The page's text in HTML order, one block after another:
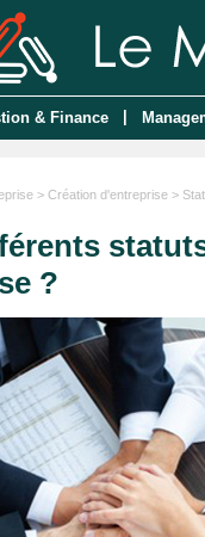
& Finance
> Création d'entreprise >
?